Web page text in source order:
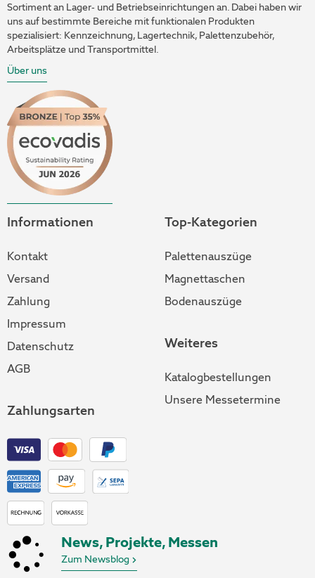
Informationen
Kontakt
Versand
Zahlung
Impressum
Datenschutz
AGB
Zahlungsarten
Top-Kategorien
Palettenauszüge
Magnettaschen
Bodenauszüge
Weiteres
Katalogbestellungen
Unsere Messetermine
Sortiment an Lager- und Betriebseinrichtungen an. Dabei haben wir
uns auf bestimmte Bereiche mit funktionalen Produkten
spezialisiert: Kennzeichnung, Lagertechnik, Palettenzubehör,
Arbeitsplätze und Transportmittel.
Über uns
News, Projekte, Messen
Zum Newsblog